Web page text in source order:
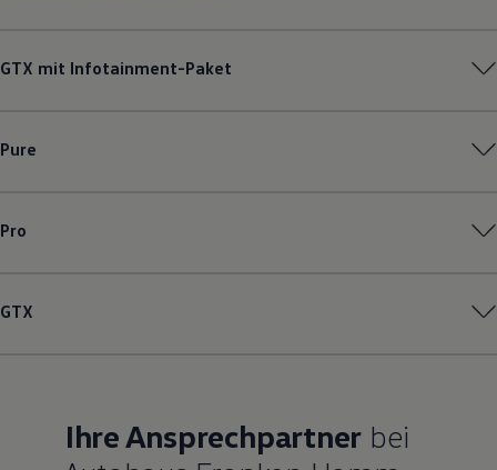
GTX mit Infotainment-Paket
Pure
Pro
GTX
Ihre Ansprechpartner bei